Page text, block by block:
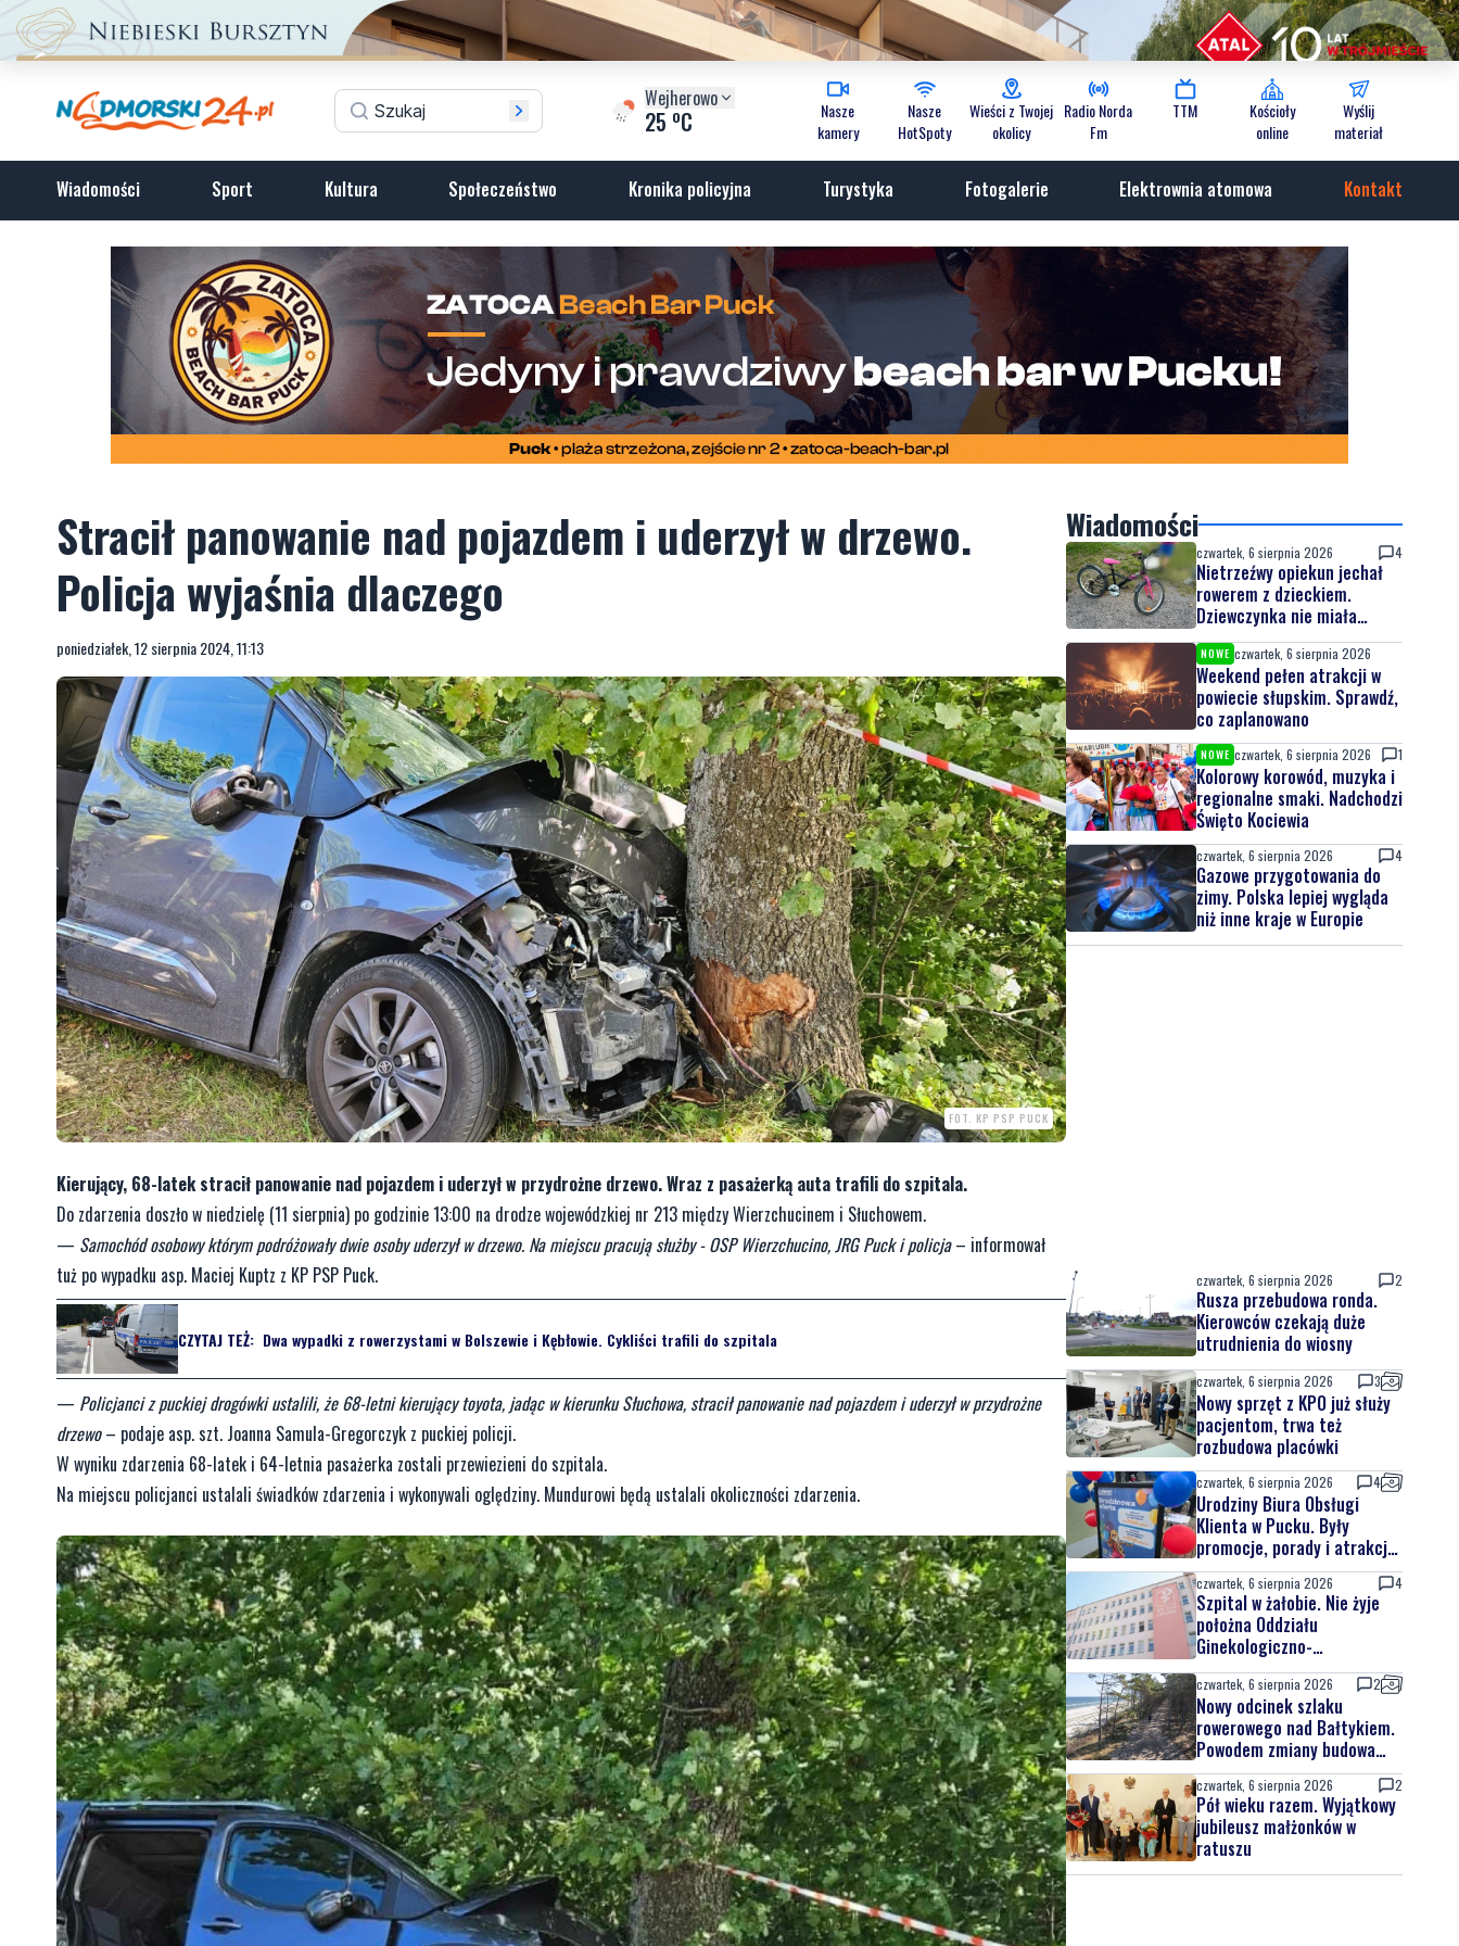
Wejherowo
25 oC
Nasze
kamery
Nasze
HotSpoty
Wieści z Twojej
okolicy
Radio Norda
Fm
TTM
Kościoły
online
Wyślij
materiał
Wiadomości Sport Kultura Społeczeństwo Kronika policyjna Turystyka Fotogalerie Elektrownia atomowa Kontakt
Stracił panowanie nad pojazdem i uderzył w drzewo.
Policja wyjaśnia dlaczego
poniedziałek, 12 sierpnia 2024, 11:13
FOT. KP PSP PUCK
Kierujący, 68-latek stracił panowanie nad pojazdem i uderzył w przydrożne drzewo. Wraz z pasażerką auta trafili do szpitala.
Do zdarzenia doszło w niedzielę (11 sierpnia) po godzinie 13:00 na drodze wojewódzkiej nr 213 między Wierzchucinem i Słuchowem.
— Samochód osobowy którym podróżowały dwie osoby uderzył w drzewo. Na miejscu pracują służby - OSP Wierzchucino, JRG Puck i policja– informował
tuż po wypadku asp. Maciej Kuptz z KP PSP Puck.
CZYTAJ TEŻ: Dwa wypadki z rowerzystami w Bolszewie i Kębłowie. Cykliści trafili do szpitala
— Policjanci z puckiej drogówki ustalili, że 68-letni kierujący toyota, jadąc w kierunku Słuchowa, stracił panowanie nad pojazdem i uderzył w przydrożne
drzewo– podaje asp. szt. Joanna Samula-Gregorczyk z puckiej policji.
W wyniku zdarzenia 68-latek i 64-letnia pasażerka zostali przewiezieni do szpitala.
Na miejscu policjanci ustalali świadków zdarzenia i wykonywali oględziny. Mundurowi będą ustalali okoliczności zdarzenia.
Wiadomości
czwartek, 6 sierpnia 2026 4
Nietrzeźwy opiekun jechał
rowerem z dzieckiem.
Dziewczynka nie miała
kasku
NOWE czwartek, 6 sierpnia 2026
Weekend pełen atrakcji w
powiecie słupskim. Sprawdź,
co zaplanowano
NOWE czwartek, 6 sierpnia 2026 1
Kolorowy korowód, muzyka i
regionalne smaki. Nadchodzi
Święto Kociewia
czwartek, 6 sierpnia 2026 4
Gazowe przygotowania do
zimy. Polska lepiej wygląda
niż inne kraje w Europie
czwartek, 6 sierpnia 2026 2
Rusza przebudowa ronda.
Kierowców czekają duże
utrudnienia do wiosny
czwartek, 6 sierpnia 2026 3
Nowy sprzęt z KPO już służy
pacjentom, trwa też
rozbudowa placówki
czwartek, 6 sierpnia 2026 4
Urodziny Biura Obsługi
Klienta w Pucku. Były
promocje, porady i atrakcje
dla najmłodszych
czwartek, 6 sierpnia 2026 4
Szpital w żałobie. Nie żyje
położna Oddziału
Ginekologiczno-
Położniczego
czwartek, 6 sierpnia 2026 2
Nowy odcinek szlaku
rowerowego nad Bałtykiem.
Powodem zmiany budowa
elektrowni jądrowej
czwartek, 6 sierpnia 2026 2
Pół wieku razem. Wyjątkowy
jubileusz małżonków w
ratuszu